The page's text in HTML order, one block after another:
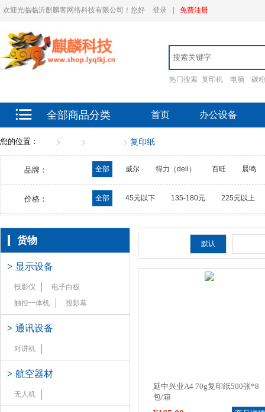
欢迎光临临沂麒麟客网络科技有限公司！您好 登录 免费注册
热门搜索 复印机 电脑 碳粉
全部商品分类 首页 办公设备
您的位置： 复印纸
品牌： 全部 威尔 得力（deli） 百旺 晨鸣
价格： 全部 45元以下 135-180元 225元以上
货物
> 显示设备
投影仪
电子白板
触控一体机
投影幕
> 通讯设备
对讲机
> 航空器材
无人机
默认
延中兴业A4 70g复印纸500张*8
包/箱